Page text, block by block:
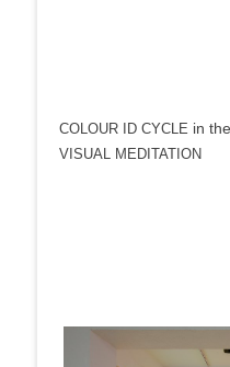
COLOUR ID CYCLE in
VISUAL MEDITATION